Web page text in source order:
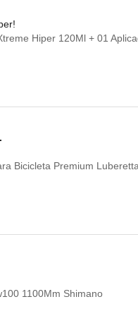
Hiper 120Ml + 01
Bicicleta Premium
1100Mm Shimano